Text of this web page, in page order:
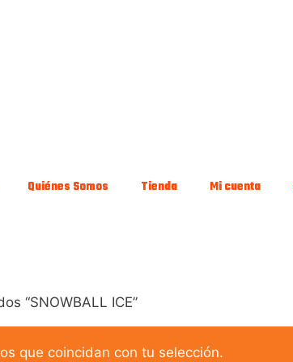
Quiénes Somos Tienda Mi cuenta
“SNOWBALL ICE”
que coincidan con tu selección.